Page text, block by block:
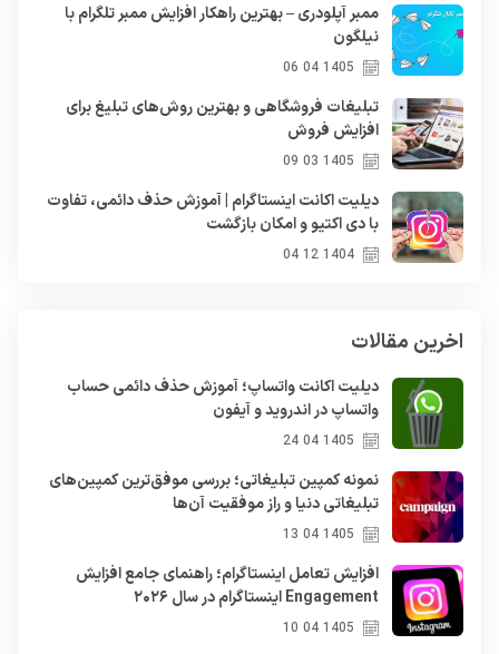
اخرین مقالات
دیلیت اکانت واتساپ؛ آموزش حذف دائمی حساب
واتساپ در اندروید و آیفون
1405 04 24
نمونه کمپین تبلیغاتی؛ بررسی موفق‌ترین کمپین‌های
تبلیغاتی دنیا و راز موفقیت آن‌ها
1405 04 13
افزایش تعامل اینستاگرام؛ راهنمای جامع افزایش
Engagement اینستاگرام در سال ۲۰۲۶
1405 04 10
ممبر آپلودری – بهترین راهکار افزایش ممبر تلگرام با
نیلگون
1405 04 06
تبلیغات فروشگاهی و بهترین روش‌های تبلیغ برای
افزایش فروش
1405 03 09
دیلیت اکانت اینستاگرام | آموزش حذف دائمی، تفاوت
با دی اکتیو و امکان بازگشت
1404 12 04